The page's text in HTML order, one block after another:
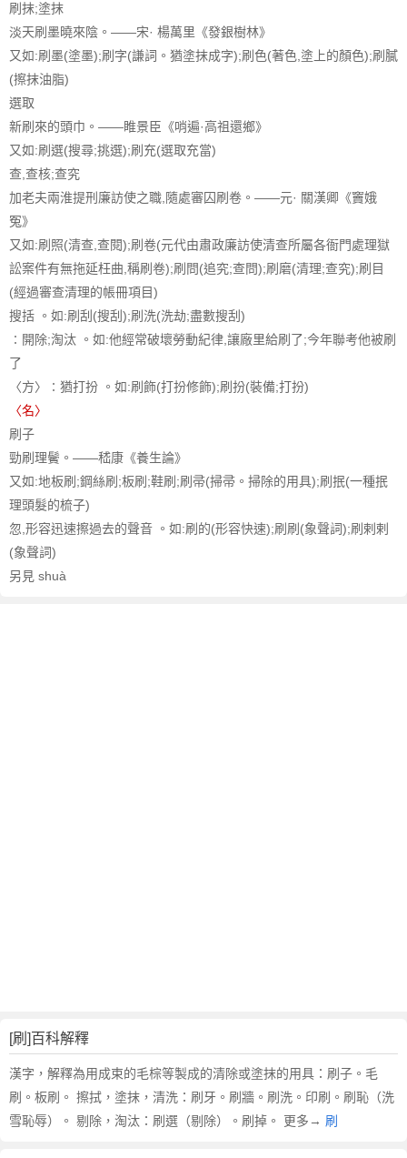
刷抹;塗抹
淡天刷墨曉來陰。——宋· 楊萬里《發銀樹林》
又如:刷墨(塗墨);刷字(謙詞。猶塗抹成字);刷色(著色,塗上的顏色);刷膩
(擦抹油脂)
選取
新刷來的頭巾。——睢景臣《哨遍·高祖還鄉》
又如:刷選(搜尋;挑選);刷充(選取充當)
查,查核;查究
加老夫兩淮提刑廉訪使之職,隨處審囚刷卷。——元· 關漢卿《竇娥
冤》
又如:刷照(清查,查閱);刷卷(元代由肅政廉訪使清查所屬各衙門處理獄
訟案件有無拖延枉曲,稱刷卷);刷問(追究;查問);刷磨(清理;查究);刷目
(經過審查清理的帳冊項目)
搜括 。如:刷刮(搜刮);刷洗(洗劫;盡數搜刮)
∶開除;淘汰 。如:他經常破壞勞動紀律,讓廠里給刷了;今年聯考他被刷
了
〈方〉∶猶打扮 。如:刷飾(打扮修飾);刷扮(裝備;打扮)
〈名〉
刷子
勁刷理鬢。——嵇康《養生論》
又如:地板刷;鋼絲刷;板刷;鞋刷;刷帚(掃帚。掃除的用具);刷抿(一種抿
理頭髮的梳子)
忽,形容迅速擦過去的聲音 。如:刷的(形容快速);刷刷(象聲詞);刷剌剌
(象聲詞)
另見 shuà
[刷]百科解釋
漢字，解釋為用成束的毛棕等製成的清除或塗抹的用具：刷子。毛
刷。板刷。 擦拭，塗抹，清洗：刷牙。刷牆。刷洗。印刷。刷恥（洗
雪恥辱）。 剔除，淘汰：刷選（剔除）。刷掉。 更多→ 刷